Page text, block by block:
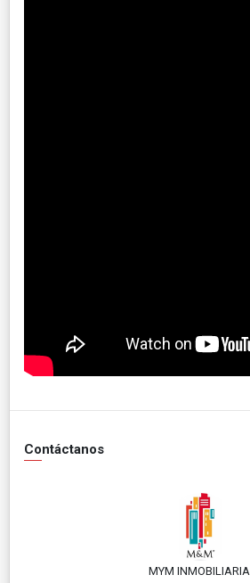
Contáctanos
MYM INMOBILIARIA